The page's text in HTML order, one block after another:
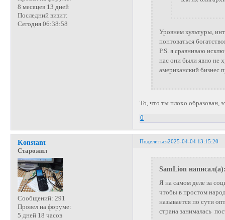
8 месяцев 13 дней
Последний визит:
Сегодня 06:38:58
Уровнем культуры,
понтоваться
P.S. я сравниваю
нас они были явно не
американский бизнес
То, что ты плохо образован,
0
Поделиться2025-04-04 13:15:20
Konstant
Старожил
Сообщений: 291
Провел на форуме:
5 дней 18 часов
SamLion
Я на самом деле за
чтобы в простом
называется по сути
страна занималась